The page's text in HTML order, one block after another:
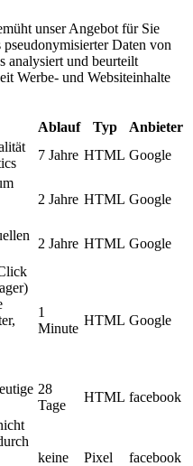
unser Angebot für Sie
Daten von
analysiert und beurteilt
Werbe- und Websiteinhalte
Ablauf Typ
Anbieter
7 Jahre HTML Google
2 Jahre HTML Google
2 Jahre HTML Google
1
Minute
HTML Google
28
Tage
HTML facebook
keine Pixel facebook